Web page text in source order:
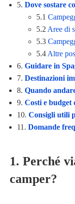
5. Dove sostare
5.1
5.2 Aree di
5.3
5.4 Altre
6. Guidare in
7. Destinazioni
8. Quando
9. Costi e budget
10. Consigli utili
11. Domande
1. Perché
camper?